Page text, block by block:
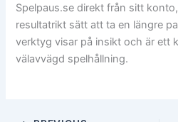
Spelpaus.se direkt från sitt
resultatrikt sätt att ta en längre
verktyg visar på insikt och är ett
välavvägd spelhållning.